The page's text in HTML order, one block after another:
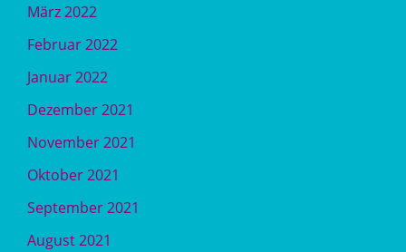
März 2022
Februar 2022
Januar 2022
Dezember 2021
November 2021
Oktober 2021
September 2021
August 2021